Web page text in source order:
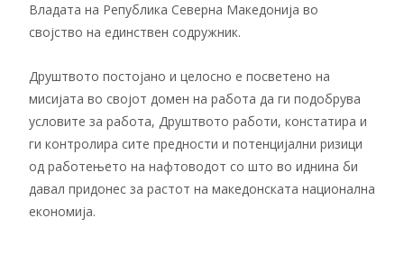
Владата на Република Северна Македонија во
својство на единствен содружник.
Друштвото постојано и целосно е посветено на
мисијата во својот домен на работа да ги подобрува
условите за работа, Друштвото работи, констатира и
ги контролира сите предности и потенцијални ризици
од работењето на нафтоводот со што во иднина би
давал придонес за растот на македонската национална
економија.